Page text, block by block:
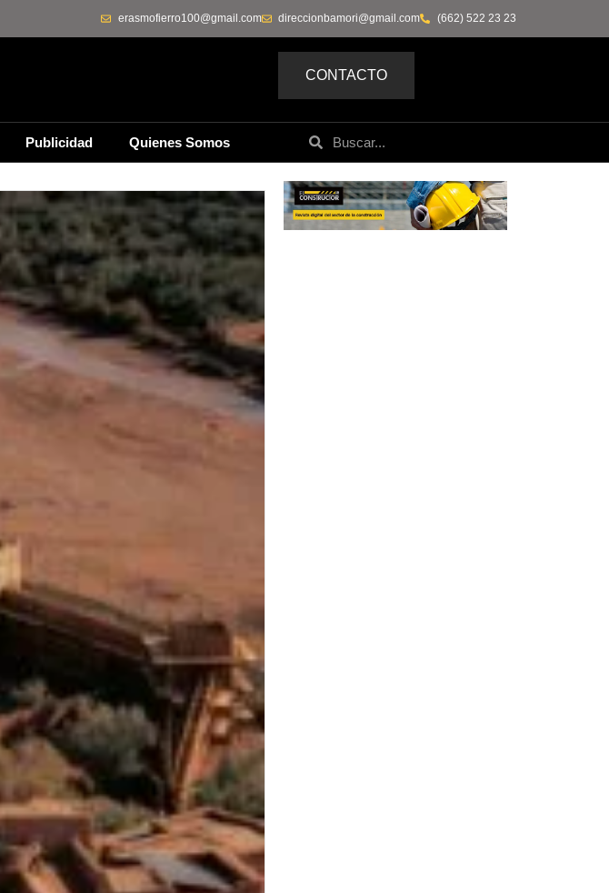
(662) 522 23 23
direccionbamori@gmail.com
erasmofierro100@gmail.com
CONTACTO
Publicidad Quienes Somos